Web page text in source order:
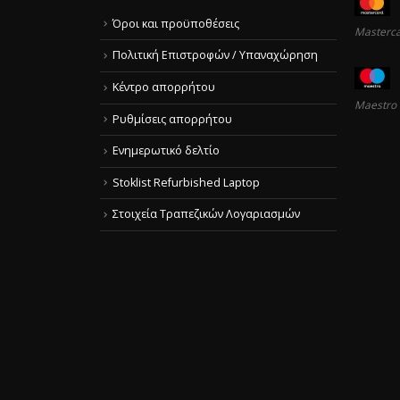
Όροι και προϋποθέσεις
Πολιτική Επιστροφών / Υπαναχώρηση
Κέντρο απορρήτου
Ρυθμίσεις απορρήτου
Ενημερωτικό δελτίο
Stoklist Refurbished Laptop
Στοιχεία Τραπεζικών Λογαριασμών
Maestro